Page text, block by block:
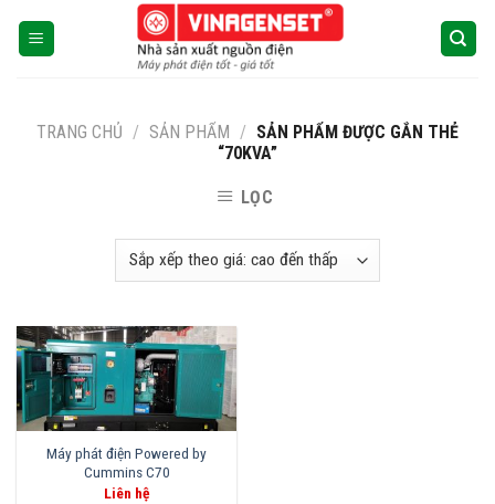
TRANG CHỦ / SẢN PHẨM / SẢN PHẨM ĐƯỢC GẮN THẺ
“70KVA”
LỌC
Máy phát điện Powered by
Cummins C70
Liên hệ